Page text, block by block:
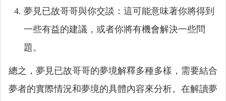
夢見已故哥哥與你交談：這可能意味著你將得到
一些有益的建議，或者你將有機會解決一些問
題。
總之，夢見已故哥哥的夢境解釋多種多樣，需要結合
夢者的實際情況和夢境的具體內容來分析。在解讀夢